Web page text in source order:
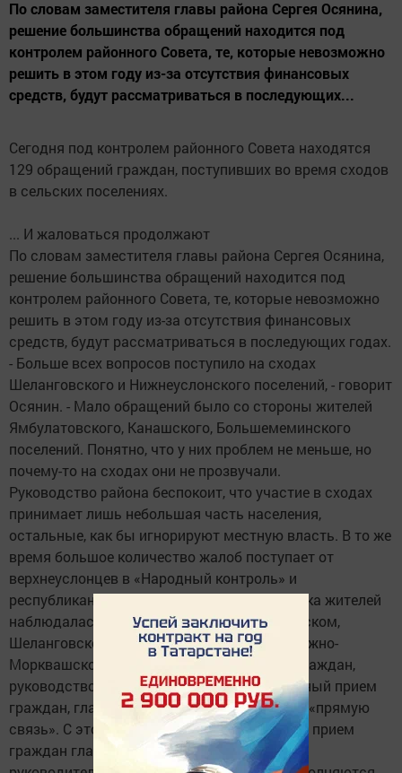
По словам заместителя главы района Сергея Осянина,
решение большинства обращений находится под
контролем районного Совета, те, которые невозможно
решить в этом году из-за отсутствия финансовых
средств, будут рассматриваться в последующих...
Сегодня под контролем районного Совета находятся
129 обращений граждан, поступивших во время сходов
в сельских поселениях.
... И жаловаться продолжают
По словам заместителя главы района Сергея Осянина,
решение большинства обращений находится под
контролем районного Совета, те, которые невозможно
решить в этом году из-за отсутствия финансовых
средств, будут рассматриваться в последующих годах.
- Больше всех вопросов поступило на сходах
Шеланговского и Нижнеуслонского поселений, - говорит
Осянин. - Мало обращений было со стороны жителей
Ямбулатовского, Канашского, Большемеминского
поселений. Понятно, что у них проблем не меньше, но
почему-то на сходах они не прозвучали.
Руководство района беспокоит, что участие в сходах
принимает лишь небольшая часть населения,
остальные, как бы игнорируют местную власть. В то же
время большое количество жалоб поступает от
верхнеуслонцев в «Народный контроль» и
республиканские органы власти. Низкая явка жителей
наблюдалась в Верхнеуслонском, Макуловском,
Шеланговском, Тат.Бурнашевском и Набережно-
Морквашском поселениях. Кроме сходов граждан,
руководством района осуществляется личный прием
граждан, глава района регулярно проводит «прямую
связь». С этого года организован выездной прием
граждан главой района, его заместителем и